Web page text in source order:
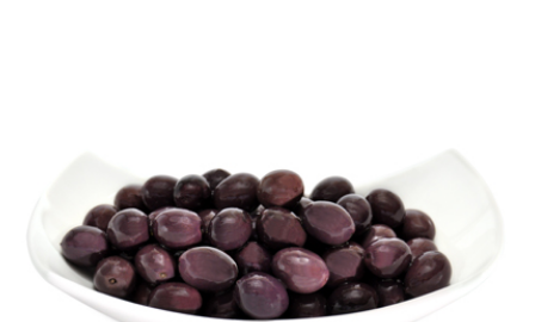
first experience.
All available packs, about these olives, are below